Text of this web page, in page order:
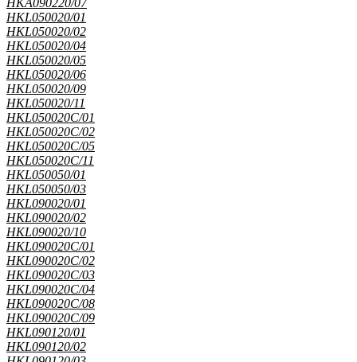
HKA090220/07
HKL050020/01
HKL050020/02
HKL050020/04
HKL050020/05
HKL050020/06
HKL050020/09
HKL050020/11
HKL050020C/01
HKL050020C/02
HKL050020C/05
HKL050020C/11
HKL050050/01
HKL050050/03
HKL090020/01
HKL090020/02
HKL090020/10
HKL090020C/01
HKL090020C/02
HKL090020C/03
HKL090020C/04
HKL090020C/08
HKL090020C/09
HKL090120/01
HKL090120/02